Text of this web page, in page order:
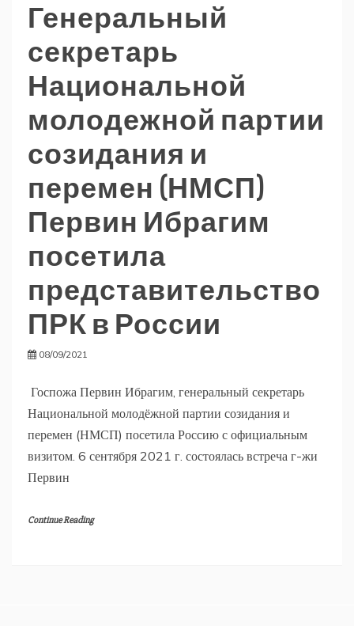
Генеральный
секретарь
Национальной
молодежной партии
созидания и
перемен (НМСП)
Первин Ибрагим
посетила
представительство
ПРК в России
08/09/2021
Госпожа Первин Ибрагим, генеральный секретарь
Национальной молодёжной партии созидания и
перемен (НМСП) посетила Россию с официальным
визитом. 6 сентября 2021 г. состоялась встреча г-жи
Первин
Continue Reading